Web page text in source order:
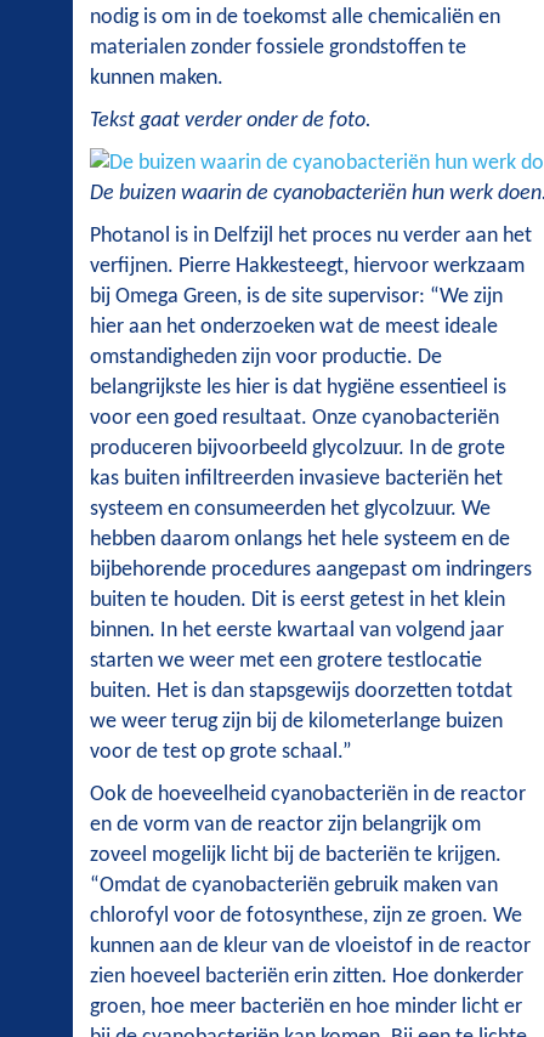
nodig is om in de toekomst alle chemicaliën en
materialen zonder fossiele grondstoffen te
kunnen maken.
Tekst gaat verder onder de foto.
De buizen waarin de cyanobacteriën hun werk
Photanol is in Delfzijl het proces nu verder aan het
verfijnen. Pierre Hakkesteegt, hiervoor werkzaam
bij Omega Green, is de site supervisor: “We zijn
hier aan het onderzoeken wat de meest ideale
omstandigheden zijn voor productie. De
belangrijkste les hier is dat hygiëne essentieel is
voor een goed resultaat. Onze cyanobacteriën
produceren bijvoorbeeld glycolzuur. In de grote
kas buiten infiltreerden invasieve bacteriën het
systeem en consumeerden het glycolzuur. We
hebben daarom onlangs het hele systeem en de
bijbehorende procedures aangepast om indringers
buiten te houden. Dit is eerst getest in het klein
binnen. In het eerste kwartaal van volgend jaar
starten we weer met een grotere testlocatie
buiten. Het is dan stapsgewijs doorzetten totdat
we weer terug zijn bij de kilometerlange buizen
voor de test op grote schaal.”
Ook de hoeveelheid cyanobacteriën in de reactor
en de vorm van de reactor zijn belangrijk om
zoveel mogelijk licht bij de bacteriën te krijgen.
“Omdat de cyanobacteriën gebruik maken van
chlorofyl voor de fotosynthese, zijn ze groen. We
kunnen aan de kleur van de vloeistof in de reactor
zien hoeveel bacteriën erin zitten. Hoe donkerder
groen, hoe meer bacteriën en hoe minder licht er